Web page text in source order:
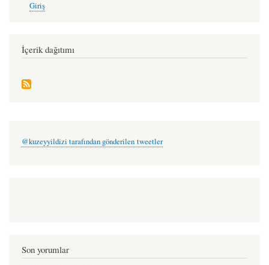
çekiciydi
öztürk
account
Giriş
İçerik dağıtımı
@kuzeyyildizi tarafından gönderilen tweetler
Son yorumlar